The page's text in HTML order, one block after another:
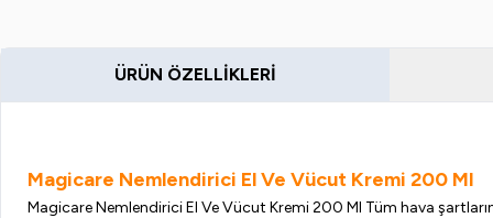
ÜRÜN ÖZELLIKLERI
Magicare Nemlendirici El Ve Vücut Kremi 200 Ml
Magicare Nemlendirici El Ve Vücut Kremi 200 Ml Tüm hava